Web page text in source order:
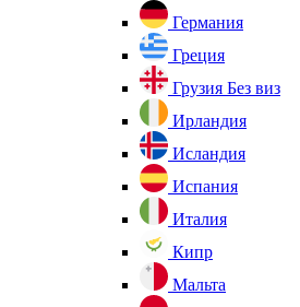
Германия
Греция
Грузия Без виз
Ирландия
Исландия
Испания
Италия
Кипр
Мальта